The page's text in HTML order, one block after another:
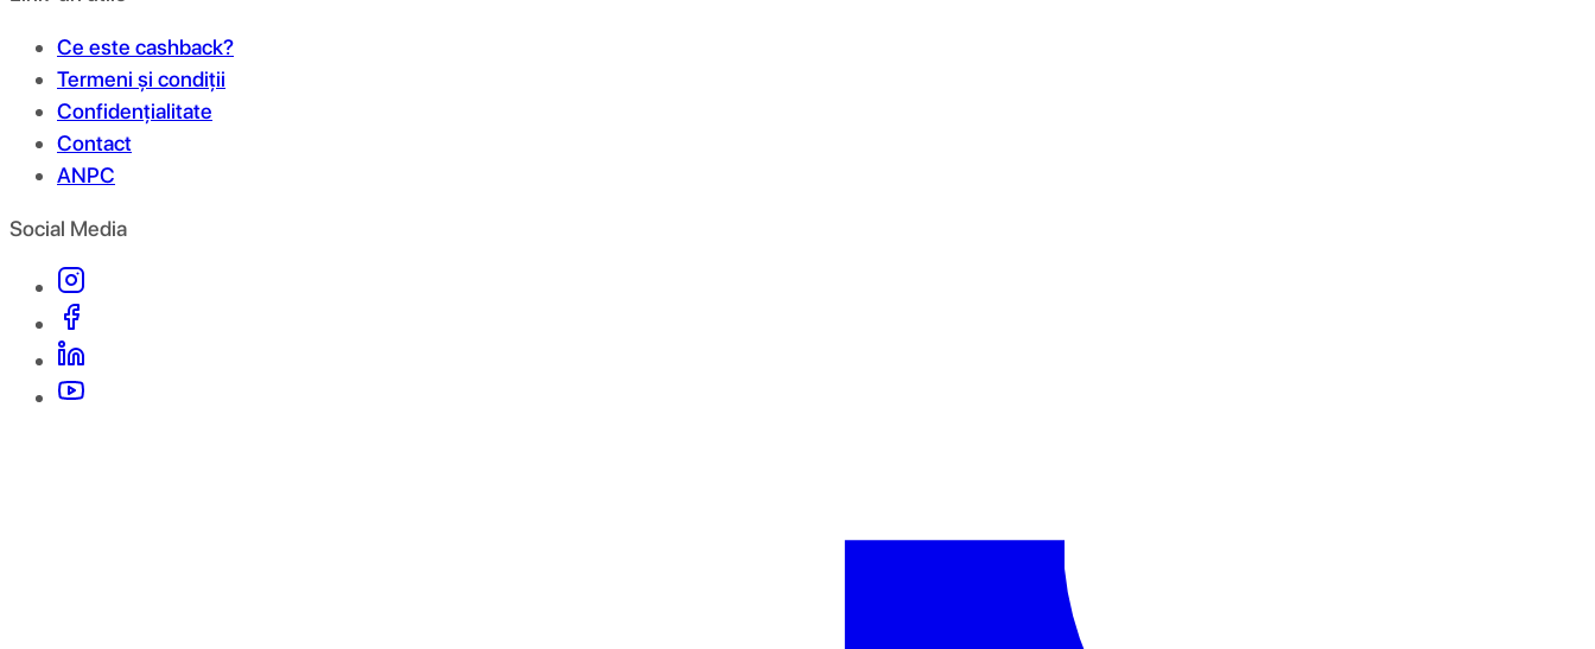
Ce este cashback?
Termeni și condiții
Confidențialitate
Contact
ANPC
Social Media